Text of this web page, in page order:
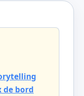
de bord